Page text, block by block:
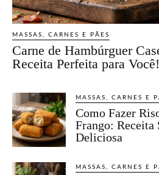
MASSAS, CARNES E PÃES
Carne de Hambúrguer
Receita Perfeita para Você!
MASSAS, CARNES E
Como Fazer
Frango: Receita
Deliciosa
MASSAS, CARNES E